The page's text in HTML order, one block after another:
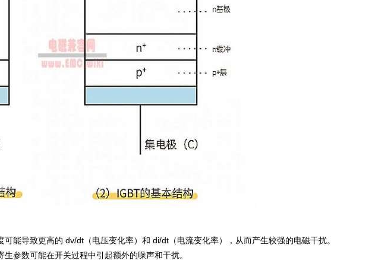
可能导致更高的 dv/dt（电压变化率）和 di/dt（电流变化率），从而产生较强的电磁干扰。
参数可能在开关过程中引起额外的噪声和干扰。